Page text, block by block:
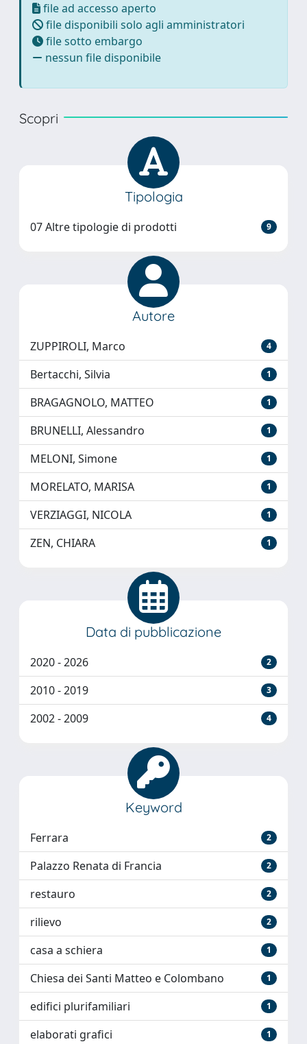
file ad accesso aperto
file disponibili solo agli amministratori
file sotto embargo
nessun file disponibile
Scopri
Tipologia
07 Altre tipologie di prodotti 9
Autore
ZUPPIROLI, Marco 4
Bertacchi, Silvia 1
BRAGAGNOLO, MATTEO 1
BRUNELLI, Alessandro 1
MELONI, Simone 1
MORELATO, MARISA 1
VERZIAGGI, NICOLA 1
ZEN, CHIARA 1
Data di pubblicazione
2020 - 2026 2
2010 - 2019 3
2002 - 2009 4
Keyword
Ferrara 2
Palazzo Renata di Francia 2
restauro 2
rilievo 2
casa a schiera 1
Chiesa dei Santi Matteo e Colombano 1
edifici plurifamiliari 1
elaborati grafici 1